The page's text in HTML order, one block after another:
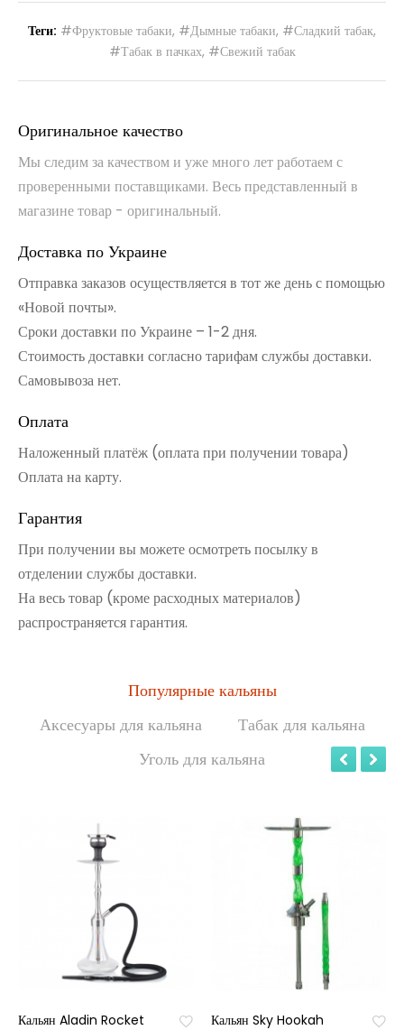
Теги: #Фруктовые табаки, #Дымные табаки, #Сладкий табак,
#Табак в пачках, #Свежий табак
Оригинальное качество
Мы следим за качеством и уже много лет работаем с
проверенными поставщиками. Весь представленный в
магазине товар - оригинальный.
Доставка по Украине
Отправка заказов осуществляется в тот же день с помощью
«Новой почты».
Сроки доставки по Украине – 1-2 дня.
Стоимость доставки согласно тарифам службы доставки.
Самовывоза нет.
Оплата
Наложенный платёж (оплата при получении товара)
Оплата на карту.
Гарантия
При получении вы можете осмотреть посылку в
отделении службы доставки.
На весь товар (кроме расходных материалов)
распространяется гарантия.
Популярные кальяны
Аксесуары для кальяна
Табак для кальяна
Уголь для кальяна
Кальян Aladin Rocket
Кальян Sky Hookah